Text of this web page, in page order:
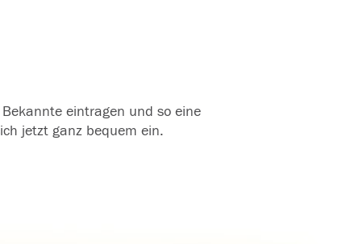
eintragen und so eine
jetzt ganz bequem ein.